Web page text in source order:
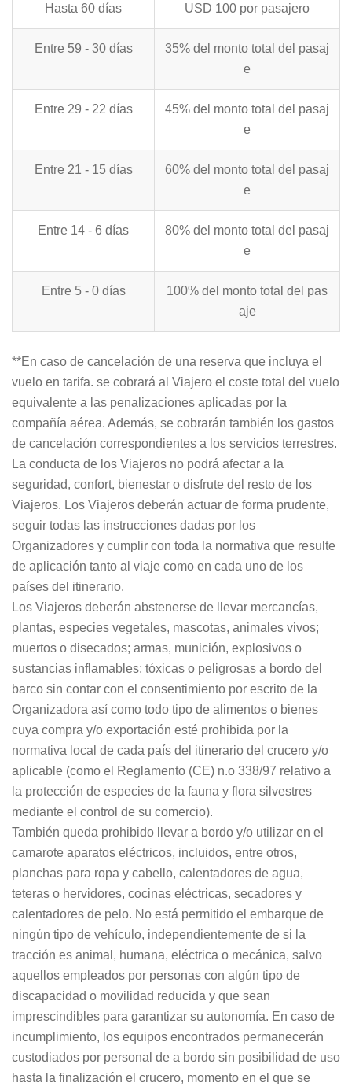
Hasta 60 días USD 100 por pasajero
Entre 59 - 30 días
35% del monto total del pasaj
e
Entre 29 - 22 días
45% del monto total del pasaj
e
Entre 21 - 15 días
60% del monto total del pasaj
e
Entre 14 - 6 días
80% del monto total del pasaj
e
Entre 5 - 0 días
100% del monto total del pas
aje
**En caso de cancelación de una reserva que incluya el
vuelo en tarifa. se cobrará al Viajero el coste total del vuelo
equivalente a las penalizaciones aplicadas por la
compañía aérea. Además, se cobrarán también los gastos
de cancelación correspondientes a los servicios terrestres.
La conducta de los Viajeros no podrá afectar a la
seguridad, confort, bienestar o disfrute del resto de los
Viajeros. Los Viajeros deberán actuar de forma prudente,
seguir todas las instrucciones dadas por los
Organizadores y cumplir con toda la normativa que resulte
de aplicación tanto al viaje como en cada uno de los
países del itinerario.
Los Viajeros deberán abstenerse de llevar mercancías,
plantas, especies vegetales, mascotas, animales vivos;
muertos o disecados; armas, munición, explosivos o
sustancias inflamables; tóxicas o peligrosas a bordo del
barco sin contar con el consentimiento por escrito de la
Organizadora así como todo tipo de alimentos o bienes
cuya compra y/o exportación esté prohibida por la
normativa local de cada país del itinerario del crucero y/o
aplicable (como el Reglamento (CE) n.o 338/97 relativo a
la protección de especies de la fauna y flora silvestres
mediante el control de su comercio).
También queda prohibido llevar a bordo y/o utilizar en el
camarote aparatos eléctricos, incluidos, entre otros,
planchas para ropa y cabello, calentadores de agua,
teteras o hervidores, cocinas eléctricas, secadores y
calentadores de pelo. No está permitido el embarque de
ningún tipo de vehículo, independientemente de si la
tracción es animal, humana, eléctrica o mecánica, salvo
aquellos empleados por personas con algún tipo de
discapacidad o movilidad reducida y que sean
imprescindibles para garantizar su autonomía. En caso de
incumplimiento, los equipos encontrados permanecerán
custodiados por personal de a bordo sin posibilidad de uso
hasta la finalización el crucero, momento en el que se